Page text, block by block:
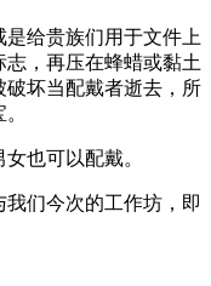
给贵族们用于文件上
，再压在蜂蜡或黏土
坏当配戴者逝去，所
也可以配戴。
们今次的工作坊，即